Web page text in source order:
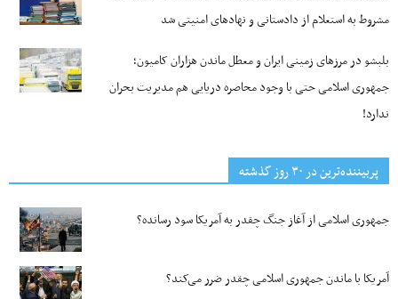
مشروط به استعلام از دادستانی و نهادهای امنیتی شد
بلبشو در مرزهای زمینی ایران و معطل ماندن هزاران کامیون؛
جمهوری اسلامی حتی با وجود محاصره دریایی هم مدیریت بحران
ندارد!
پربیننده‌ترین‌ در ۳۰ روز گذشته
جمهوری اسلامی از آغاز جنگ چقدر به آمریکا سود رسانده؟
آمریکا با ماندن جمهوری اسلامی چقدر ضرر می‌کند؟